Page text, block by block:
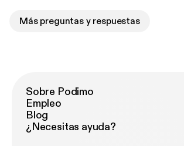
Más preguntas y respuestas
Sobre Podimo
Empleo
Blog
¿Necesitas ayuda?